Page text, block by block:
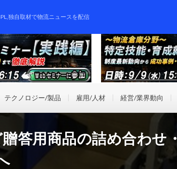
独自取材で物流ニュースを配信
テクノロジー/製品 雇用/人材 経営/業界動向
答用商品の詰め合わせ・